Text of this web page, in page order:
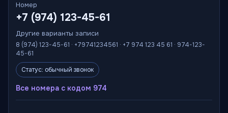
Номер
+7 (974) 123-45-61
Другие варианты записи
8 (974) 123-45-61 · +79741234561 · +7 974 123 45 61 · 974-123-
45-61
Статус: обычный звонок
Все номера с кодом 974